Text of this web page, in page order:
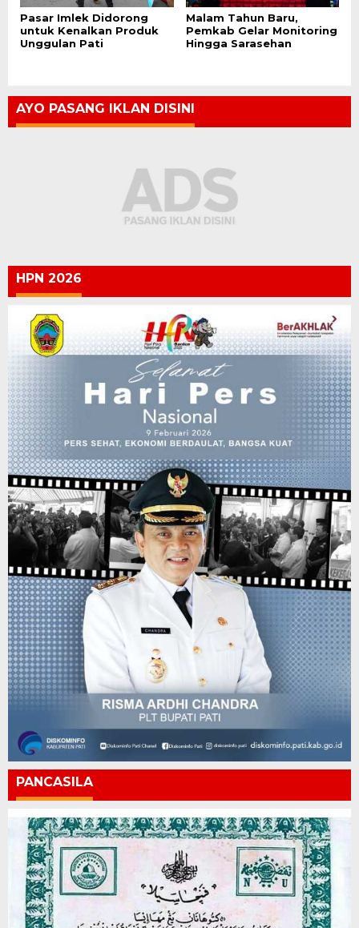
Pasar Imlek Didorong
untuk Kenalkan Produk
Unggulan Pati
Malam Tahun Baru,
Pemkab Gelar Monitoring
Hingga Sarasehan
AYO PASANG IKLAN DISINI
HPN 2026
PANCASILA